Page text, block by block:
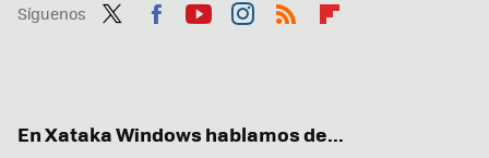
Síguenos
En Xataka Windows hablamos de...